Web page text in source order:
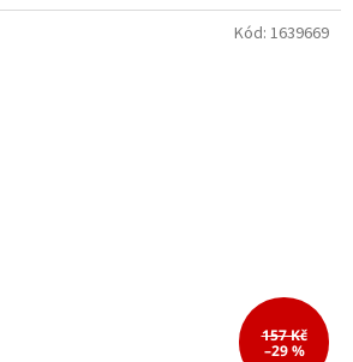
157 Kč
–29 %
Kód: 1639669